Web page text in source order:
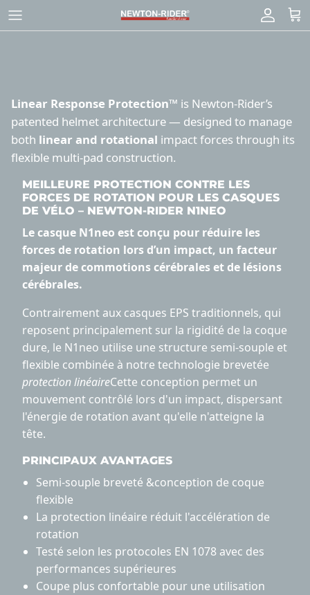
Passer
Linear Response Protection™ is Newton-Rider’s
patented helmet architecture — designed to manage
both linear and rotational impact forces through its
flexible multi-pad construction.
MEILLEURE PROTECTION CONTRE LES
FORCES DE ROTATION POUR LES CASQUES
DE VÉLO – NEWTON-RIDER N1NEO
Le casque N1neo est conçu pour réduire les
forces de rotation lors d’un impact, un facteur
majeur de commotions cérébrales et de lésions
cérébrales.
Contrairement aux casques EPS traditionnels, qui
reposent principalement sur la rigidité de la coque
dure, le N1neo utilise une structure semi-souple et
flexible combinée à notre technologie brevetée
protection linéaireCette conception permet un
mouvement contrôlé lors d'un impact, dispersant
l'énergie de rotation avant qu'elle n'atteigne la
tête.
PRINCIPAUX AVANTAGES
Semi-souple breveté &conception de coque
flexible
La protection linéaire réduit l'accélération de
rotation
Testé selon les protocoles EN 1078 avec des
performances supérieures
Coupe plus confortable pour une utilisation